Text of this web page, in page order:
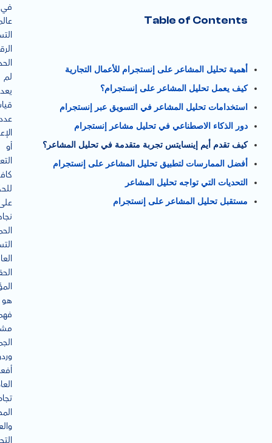
Table of Contents
أهمية تحليل المشاعر على إنستجرام للأعمال التجارية
كيف يعمل تحليل المشاعر على إنستجرام؟
استخدامات تحليل المشاعر في التسويق عبر إنستجرام
دور الذكاء الاصطناعي في تحليل مشاعر إنستجرام
كيف تقدم أيم إينسايتس تجربة متقدمة في تحليل المشاعر؟
أفضل الممارسات لتطبيق تحليل المشاعر على إنستجرام
التحديات التي تواجه تحليل المشاعر
مستقبل تحليل المشاعر على إنستجرام
في
لم
يعد
أو
هو